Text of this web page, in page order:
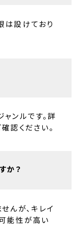
は設けており
ンルです。詳
認ください。
か？
んが、キレイ
能性が高い